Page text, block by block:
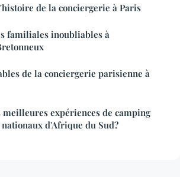
de la conciergerie à Paris
familiales inoubliables à
de la conciergerie parisienne à
expériences de camping
d'Afrique du Sud?